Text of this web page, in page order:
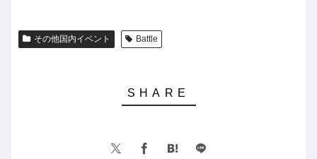
その他国内イベント Battle